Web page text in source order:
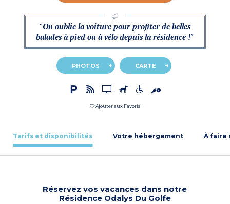
"On oublie la voiture pour profiter de belles
balades à pied ou à vélo depuis la résidence !"
PHOTOS CARTE
Ajouter aux Favoris
Tarifs et disponibilités Votre hébergement À faire
Réservez vos vacances dans notre
Résidence Odalys Du Golfe